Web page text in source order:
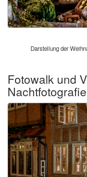
Darstellung der
Fotowalk und